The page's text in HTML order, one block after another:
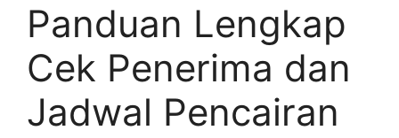
Panduan Lengkap
Cek Penerima dan
Jadwal Pencairan